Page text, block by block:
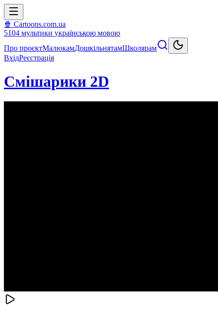
🍿 Cartoons.com.ua
5104 мультики українською мовою
Про проєктМалюкамДошкільнятамШколярам
ВхідРеєстрація
Смiшарики 2D